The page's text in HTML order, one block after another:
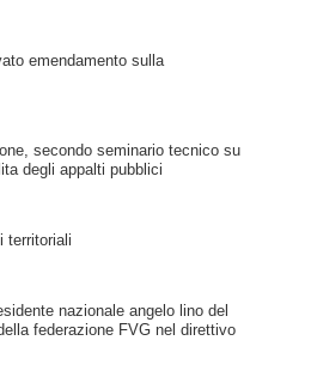
emendamento sulla
secondo seminario tecnico su
degli appalti pubblici
territoriali
nazionale angelo lino del
federazione FVG nel direttivo